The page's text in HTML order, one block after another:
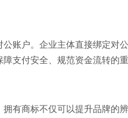
账户。企业主体直接绑定对
支付安全、规范资金流转的重
有商标不仅可以提升品牌的